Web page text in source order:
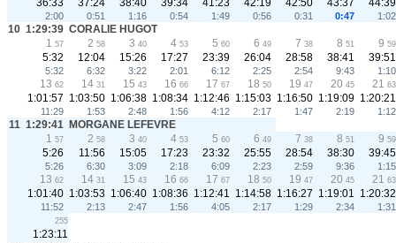
36:33 37:24 38:40 39:34 41:23 42:19 42:50 43:37 44:39
2:00 0:51 1:16 0:54 1:49 0:56 0:31 0:47 1:02
10 1:29:39 CORALIE HUGOT
1 57 2 58 3 40 4 53 5 60 6 49 7 38 8 51 9 59
5:32 12:04 15:26 17:27 23:39 26:04 28:58 38:41 39:51
5:32 6:32 3:22 2:01 6:12 2:25 2:54 9:43 1:10
13 62 14 31 15 43 16 66 17 67 18 50 19 47 20 45 21 63
1:01:57 1:03:50 1:06:38 1:08:34 1:12:46 1:15:03 1:16:50 1:19:09 1:20:21
11:29 1:53 2:48 1:56 4:12 2:17 1:47 2:19 1:12
11 1:29:41 MORGANE LEFEVRE
1 57 2 58 3 40 4 53 5 60 6 49 7 38 8 51 9 59
5:26 11:56 15:05 17:23 23:32 25:55 28:54 38:30 39:45
5:26 6:30 3:09 2:18 6:09 2:23 2:59 9:36 1:15
13 62 14 31 15 43 16 66 17 67 18 50 19 47 20 45 21 63
1:01:40 1:03:53 1:06:40 1:08:36 1:12:41 1:14:58 1:16:27 1:19:01 1:20:32
11:52 2:13 2:47 1:56 4:05 2:17 1:29 2:34 1:31
255
1:23:11